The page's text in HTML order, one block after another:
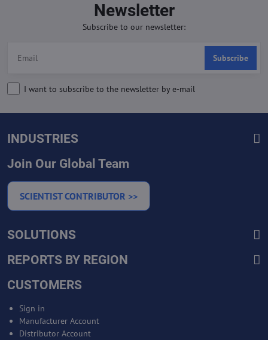
Newsletter
Subscribe to our newsletter:
Subscribe
I want to subscribe to the newsletter by e-mail
INDUSTRIES
Join Our Global Team
SCIENTIST CONTRIBUTOR >>
SOLUTIONS
REPORTS BY REGION
CUSTOMERS
Sign in
Manufacturer Account
Distributor Account